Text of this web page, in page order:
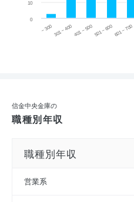
~ 300 301 ~ 400 401 ~ 500501 ~ 600601 ~ 700
0
10
信金中央金庫の
職種別年収
職種別年収
営業系